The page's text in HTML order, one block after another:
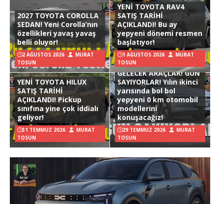
2027 TOYOTA COROLLA
SEDAN! Yeni Corolla’nın
özellikleri yavaş yavaş
belli oluyor!
2 AĞUSTOS 2026
MURAT
TOSUN
YENİ TOYOTA RAV4
SATIŞ TARİHİ
AÇIKLANDI! Bu ay
yepyeni dönemi resmen
başlatıyor!
1 AĞUSTOS 2026
MURAT
TOSUN
YENİ TOYOTA HILUX
SATIŞ TARİHİ
AÇIKLANDI! Pickup
sınıfına yine çok iddialı
geliyor!
31 TEMMUZ 2026
MURAT
TOSUN
GELECEK ARAÇLAR! GÜN
SAYIYORLAR! Yılın ikinci
yarısında bol bol
yepyeni 0 km otomobil
modellerini
konuşacağız!
29 TEMMUZ 2026
MURAT
TOSUN